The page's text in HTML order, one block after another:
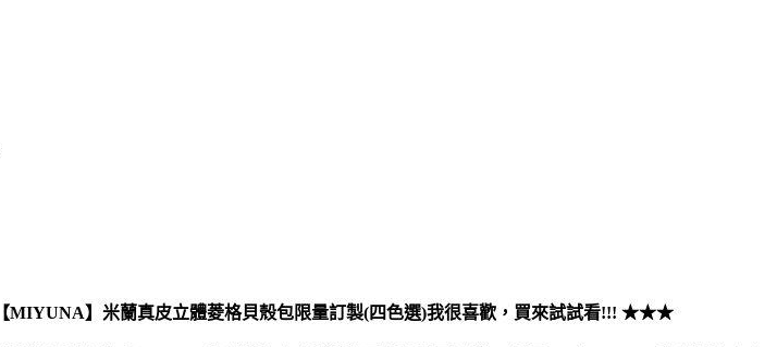
【MIYUNA】米蘭真皮立體菱格貝殼包限量訂製(四色選)我很喜歡，買來試試看!!! ★★★